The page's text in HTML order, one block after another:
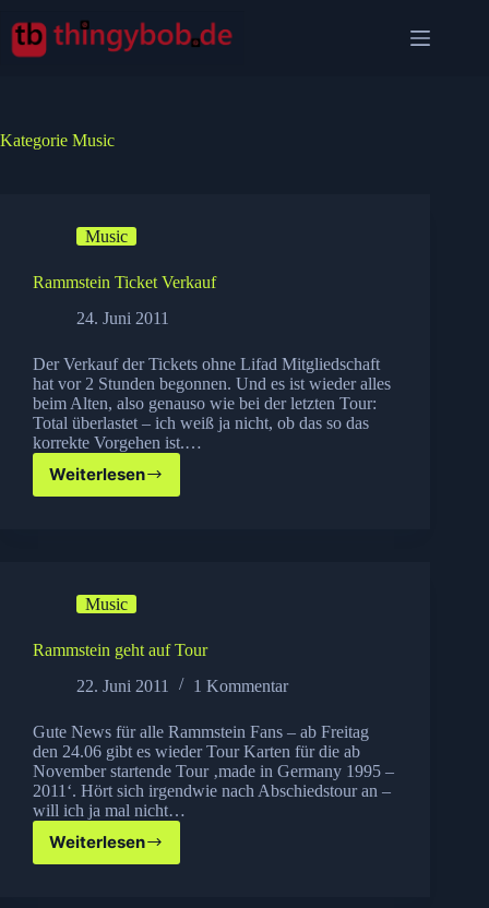
Inhalt
springen
Kategorie Music
Music
Rammstein Ticket Verkauf
24. Juni 2011
Der Verkauf der Tickets ohne Lifad Mitgliedschaft
hat vor 2 Stunden begonnen. Und es ist wieder alles
beim Alten, also genauso wie bei der letzten Tour:
Total überlastet – ich weiß ja nicht, ob das so das
korrekte Vorgehen ist.…
WeiterlesenRammstein
Music
Rammstein geht auf Tour
22. Juni 2011
1 Kommentar
Gute News für alle Rammstein Fans – ab Freitag
den 24.06 gibt es wieder Tour Karten für die ab
November startende Tour ‚made in Germany 1995 –
2011‘. Hört sich irgendwie nach Abschiedstour an –
will ich ja mal nicht…
WeiterlesenRammstein
geht